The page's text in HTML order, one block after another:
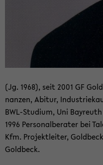
(Jg. 1968), seit 2001 GF
nan­zen, Ab­itur,
BWL-​Studium, Uni
1996 Per­so­nal­be­ra­ter bei
Kfm. Pro­jekt­lei­ter,
Gold­beck.